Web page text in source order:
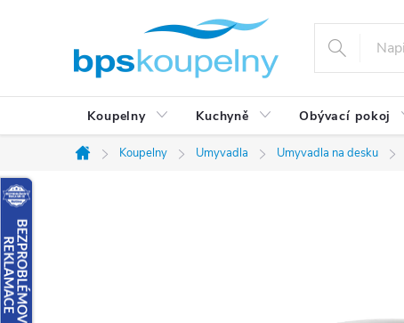
Koupelny Kuchyně Obývací pokoj
Domů
Koupelny Umyvadla Umyvadla na desku